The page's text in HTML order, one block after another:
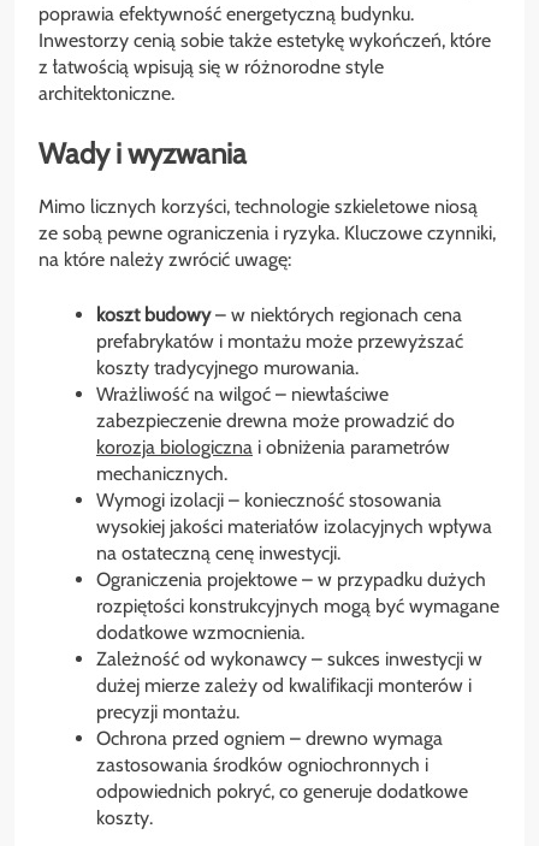
poprawia efektywność energetyczną budynku.
Inwestorzy cenią sobie także estetykę wykończeń, które
z łatwością wpisują się w różnorodne style
architektoniczne.
Wady i wyzwania
Mimo licznych korzyści, technologie szkieletowe niosą
ze sobą pewne ograniczenia i ryzyka. Kluczowe czynniki,
na które należy zwrócić uwagę:
koszt budowy– w niektórych regionach cena
prefabrykatów i montażu może przewyższać
koszty tradycyjnego murowania.
Wrażliwość na wilgoć – niewłaściwe
zabezpieczenie drewna może prowadzić do
korozja biologiczna i obniżenia parametrów
mechanicznych.
Wymogi izolacji – konieczność stosowania
wysokiej jakości materiałów izolacyjnych wpływa
na ostateczną cenę inwestycji.
Ograniczenia projektowe – w przypadku dużych
rozpiętości konstrukcyjnych mogą być wymagane
dodatkowe wzmocnienia.
Zależność od wykonawcy – sukces inwestycji w
dużej mierze zależy od kwalifikacji monterów i
precyzji montażu.
Ochrona przed ogniem – drewno wymaga
zastosowania środków ogniochronnych i
odpowiednich pokryć, co generuje dodatkowe
koszty.